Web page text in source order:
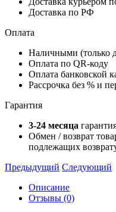
Доставка по РФ
Оплата
Наличными (только
Оплата по QR-коду
Оплата банковской
Рассрочка без % и
Гарантия
3-24 месяца
Обмен / возврат
подлежащих
Предыдущий Следующий
Описание
Отзывы (0)